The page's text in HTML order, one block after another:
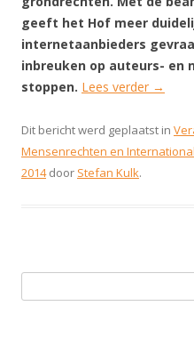
geeft het Hof meer
internetaanbieders
inbreuken op auteurs- en
stoppen. Lees verder →
Dit bericht werd geplaatst in
Mensenrechten en
2014door Stefan Kulk.